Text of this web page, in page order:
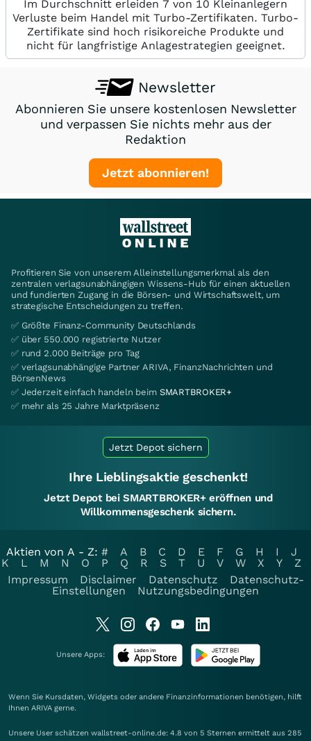
Im Durchschnitt erleiden 7 von 10 Kleinanlegern
Verluste beim Handel mit Turbo-Zertifikaten. Turbo-
Zertifikate sind hoch risikoreiche Produkte und
nicht für langfristige Anlagestrategien geeignet.
Newsletter
Abonnieren Sie unsere kostenlosen Newsletter
und verpassen Sie nichts mehr aus der
Redaktion
Jetzt abonnieren!
Profitieren Sie von unserem Alleinstellungsmerkmal als den
zentralen verlagsunabhängigen Wissens-Hub für einen aktuellen
und fundierten Zugang in die Börsen- und Wirtschaftswelt, um
strategische Entscheidungen zu treffen.
✅ Größte Finanz-Community Deutschlands
✅ über 550.000 registrierte Nutzer
✅ rund 2.000 Beiträge pro Tag
✅ verlagsunabhängige Partner ARIVA, FinanzNachrichten und
BörsenNews
✅ Jederzeit einfach handeln beim SMARTBROKER+
✅ mehr als 25 Jahre Marktpräsenz
Jetzt Depot sichern
Ihre Lieblingsaktie geschenkt!
Jetzt Depot bei SMARTBROKER+ eröffnen und
Willkommensgeschenk sichern.
Aktien von A - Z: # A B C D E F G H I
J
K
L M N O P Q R S T U V W X Y
Z
Impressum
Disclaimer Datenschutz
Datenschutz-
Einstellungen
Nutzungsbedingungen
Unsere Apps:
Wenn Sie Kursdaten, Widgets oder andere Finanzinformationen benötigen, hilft
Ihnen ARIVA gerne.
Unsere User schätzen wallstreet-online.de: 4.8 von 5 Sternen ermittelt aus 285